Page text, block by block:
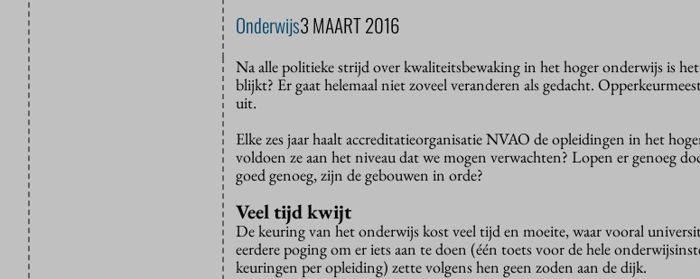
Onderwijs3 MAART 2016
Na alle politieke strijd over kwaliteitsbewaking in het hoger onderwijs is
blijkt? Er gaat helemaal niet zoveel veranderen als gedacht.
uit.
Elke zes jaar haalt accreditatieorganisatie NVAO de opleidingen in het
voldoen ze aan het niveau dat we mogen verwachten? Lopen er genoeg
goed genoeg, zijn de gebouwen in orde?
Veel tijd kwijt
De keuring van het onderwijs kost veel tijd en moeite, waar vooral
eerdere poging om er iets aan te doen (één toets voor de hele
keuringen per opleiding) zette volgens hen geen zoden aan de dijk.